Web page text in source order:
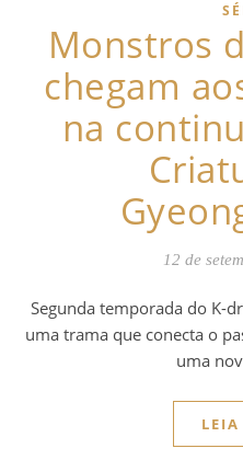
Monstros
chegam
na
12 de
Segunda temporada do K-drama de sucesso retorna com
uma trama que conecta o
uma